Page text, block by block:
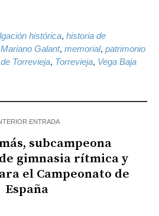
histórica, historia de
Mariano Galant, memorial, patrimonio
Torrevieja, Torrevieja, Vega Baja
ENTRADA
subcampeona
gimnasia rítmica y
el Campeonato de
España